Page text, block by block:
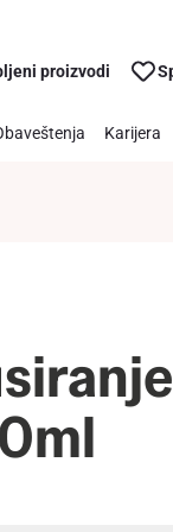
proizvodi
Karijera